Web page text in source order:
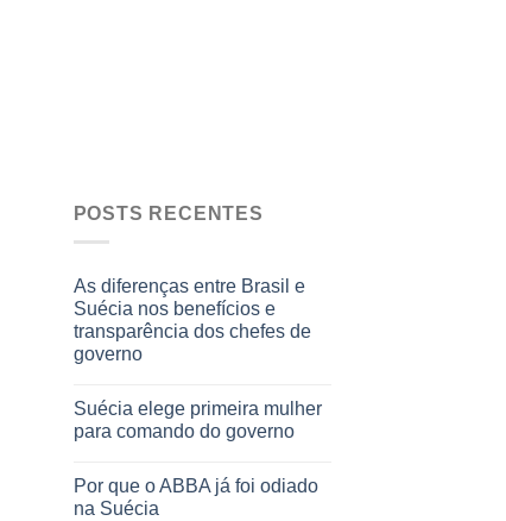
POSTS RECENTES
As diferenças entre Brasil e
Suécia nos benefícios e
transparência dos chefes de
governo
Suécia elege primeira mulher
para comando do governo
Por que o ABBA já foi odiado
na Suécia